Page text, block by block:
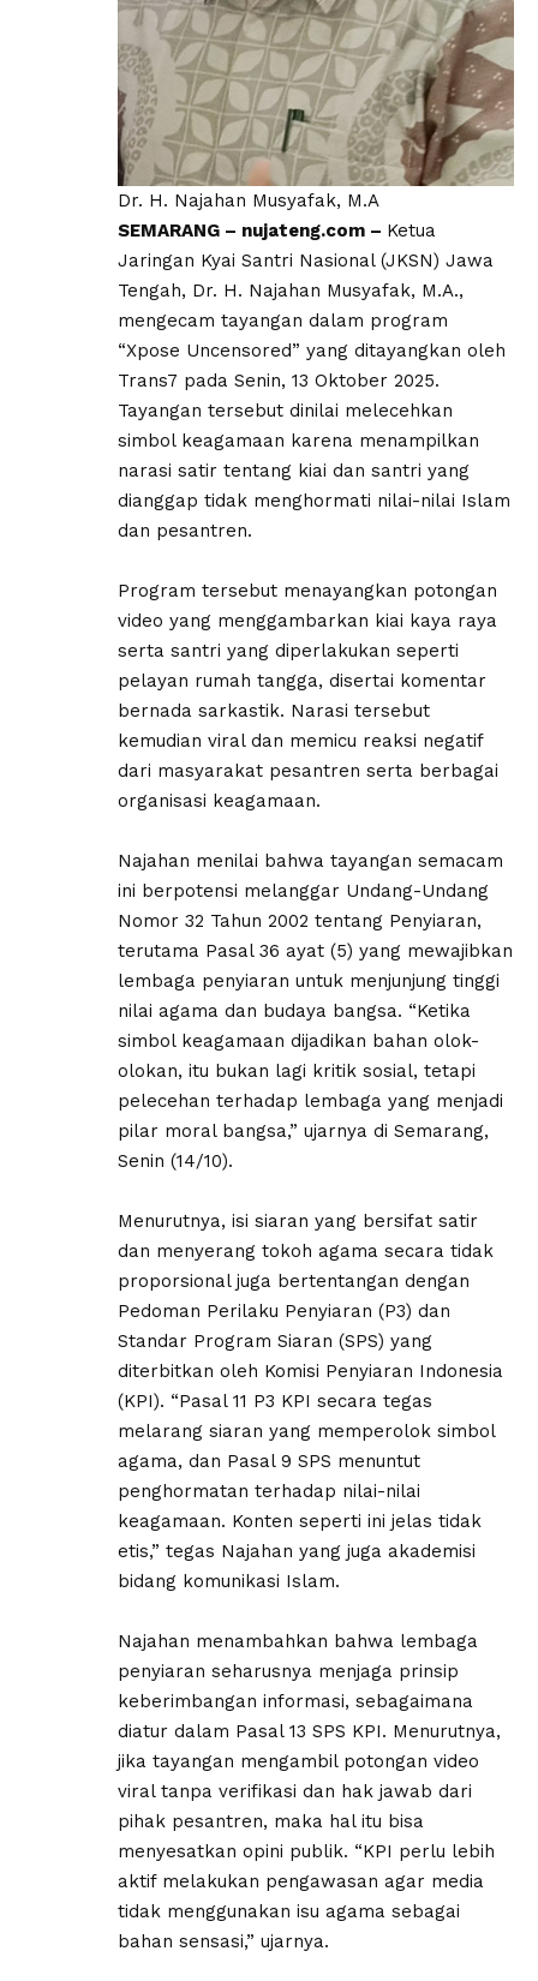
Dr. H. Najahan Musyafak, M.A
SEMARANG – nujateng.com – Ketua
Jaringan Kyai Santri Nasional (JKSN) Jawa
Tengah, Dr. H. Najahan Musyafak, M.A.,
mengecam tayangan dalam program
“Xpose Uncensored” yang ditayangkan oleh
Trans7 pada Senin, 13 Oktober 2025.
Tayangan tersebut dinilai melecehkan
simbol keagamaan karena menampilkan
narasi satir tentang kiai dan santri yang
dianggap tidak menghormati nilai-nilai Islam
dan pesantren.
Program tersebut menayangkan potongan
video yang menggambarkan kiai kaya raya
serta santri yang diperlakukan seperti
pelayan rumah tangga, disertai komentar
bernada sarkastik. Narasi tersebut
kemudian viral dan memicu reaksi negatif
dari masyarakat pesantren serta berbagai
organisasi keagamaan.
Najahan menilai bahwa tayangan semacam
ini berpotensi melanggar Undang-Undang
Nomor 32 Tahun 2002 tentang Penyiaran,
terutama Pasal 36 ayat (5) yang mewajibkan
lembaga penyiaran untuk menjunjung tinggi
nilai agama dan budaya bangsa. “Ketika
simbol keagamaan dijadikan bahan olok-
olokan, itu bukan lagi kritik sosial, tetapi
pelecehan terhadap lembaga yang menjadi
pilar moral bangsa,” ujarnya di Semarang,
Senin (14/10).
Menurutnya, isi siaran yang bersifat satir
dan menyerang tokoh agama secara tidak
proporsional juga bertentangan dengan
Pedoman Perilaku Penyiaran (P3) dan
Standar Program Siaran (SPS) yang
diterbitkan oleh Komisi Penyiaran Indonesia
(KPI). “Pasal 11 P3 KPI secara tegas
melarang siaran yang memperolok simbol
agama, dan Pasal 9 SPS menuntut
penghormatan terhadap nilai-nilai
keagamaan. Konten seperti ini jelas tidak
etis,” tegas Najahan yang juga akademisi
bidang komunikasi Islam.
Najahan menambahkan bahwa lembaga
penyiaran seharusnya menjaga prinsip
keberimbangan informasi, sebagaimana
diatur dalam Pasal 13 SPS KPI. Menurutnya,
jika tayangan mengambil potongan video
viral tanpa verifikasi dan hak jawab dari
pihak pesantren, maka hal itu bisa
menyesatkan opini publik. “KPI perlu lebih
aktif melakukan pengawasan agar media
tidak menggunakan isu agama sebagai
bahan sensasi,” ujarnya.